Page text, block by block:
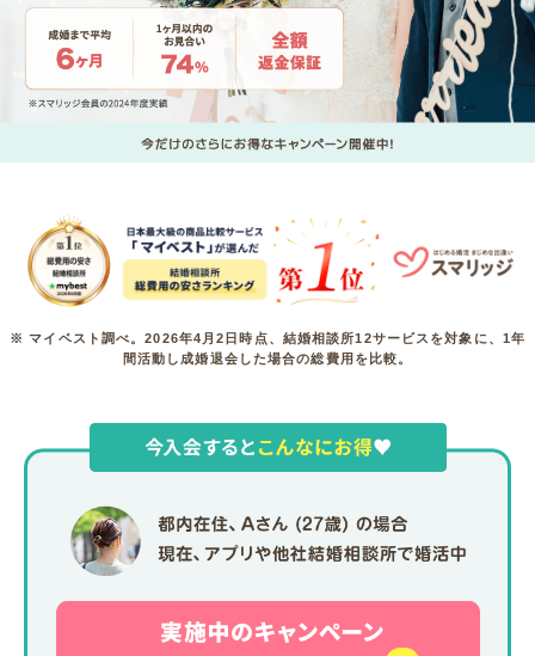
※ マイベスト調べ。2026年4月2日時点、結婚相談所12サービスを対象に、1年
間活動し成婚退会した場合の総費用を比較。